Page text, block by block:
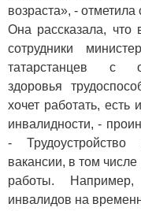
возраста», - отметила
Она рассказала, что
сотрудники
татарстанцев с
здоровья
хочет работать, есть
инвалидности, -
- Трудоустройство
вакансии, в том
работы.
инвалидов на